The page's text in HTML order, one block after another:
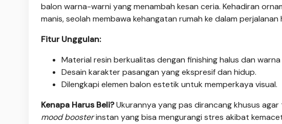
balon warna-warni yang menambah kesan ceria. Kehadiran
manis, seolah membawa kehangatan rumah ke dalam perjalanan
Fitur Unggulan:
Material resin berkualitas dengan finishing halus dan
Desain karakter pasangan yang ekspresif dan hidup.
Dilengkapi elemen balon estetik untuk memperkaya visual.
Kenapa Harus Beli?Ukurannya yang pas dirancang khusus
mood boosterinstan yang bisa mengurangi stres akibat